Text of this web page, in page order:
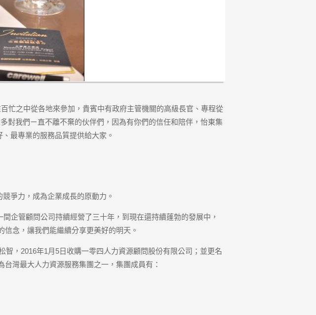
忙之中從各地來參加，貴賓中有政府主管機關的高級長官、專程從
對我們ㄧ直不離不棄的伙伴們，因為有你們的信任和陪伴，怡東集
最專業的服務品質提供給大家。
爭力，成為企業成長的原動力。
企管顧問公司持續經營了三十年，到現在還持續蓬勃的發展中，
念，讓我們能繼續分享更美好的明天。
，2016年1月5日收購一零四人力資源顧問股份有限公司；並更名
灣最大人力資源服務集團之一，集團成員有：